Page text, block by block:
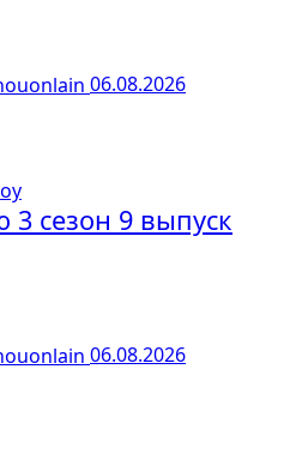
06.08.2026
3 сезон 9 выпуск
06.08.2026